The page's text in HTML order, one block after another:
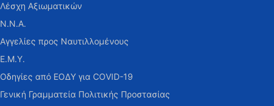
Λέσχη Αξιωματικών
Ν.Ν.Α.
Αγγελίες προς Ναυτιλλομένους
Ε.Μ.Υ.
Οδηγίες από ΕΟΔΥ για COVID-19
Γενική Γραμματεία Πολιτικής Προστασίας